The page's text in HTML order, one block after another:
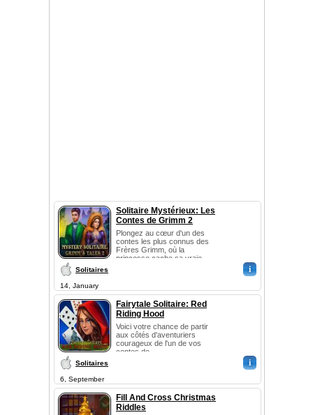
Solitaire Mystérieux: Les
Contes de Grimm 2
Plongez au cœur d'un des
contes les plus connus des
Frères Grimm, où la
princesse cache sa vraie...
Solitaires i
14, January
Fairytale Solitaire: Red
Riding Hood
Voici votre chance de partir
aux côtés d'aventuriers
courageux de l'un de vos
contes de...
Solitaires i
6, September
Fill And Cross Christmas
Riddles